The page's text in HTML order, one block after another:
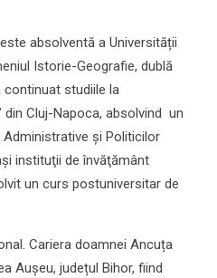
absolventă a Universității
Istorie-Geografie, dublă
continuat studiile la
din Cluj-Napoca, absolvind un
și Politicilor
instituţii de învăţământ
un curs postuniversitar de
Cariera doamnei Ancuța
Aușeu, județul Bihor, fiind